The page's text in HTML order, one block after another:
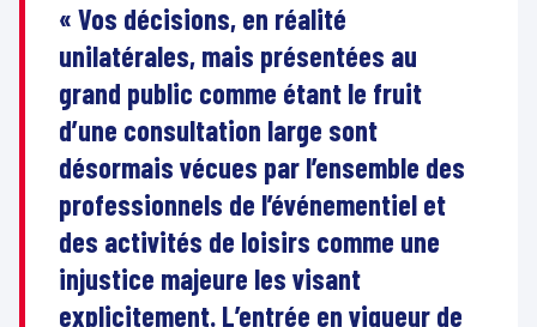
« Vos décisions, en réalité
unilatérales, mais présentées au
grand public comme étant le fruit
d’une consultation large sont
désormais vécues par l’ensemble des
professionnels de l’événementiel et
des activités de loisirs comme une
injustice majeure les visant
explicitement. L’entrée en vigueur de